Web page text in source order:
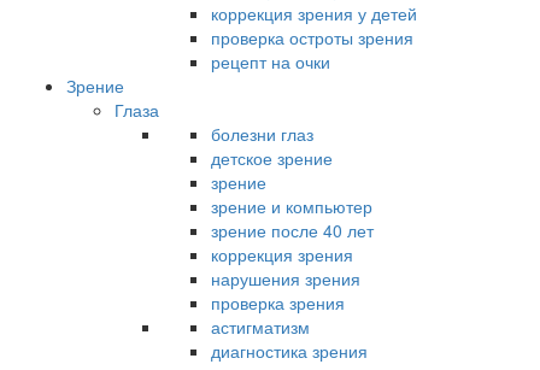
коррекция зрения у детей
проверка остроты зрения
рецепт на очки
Зрение
Глаза
болезни глаз
детское зрение
зрение
зрение и компьютер
зрение после 40 лет
коррекция зрения
нарушения зрения
проверка зрения
астигматизм
диагностика зрения